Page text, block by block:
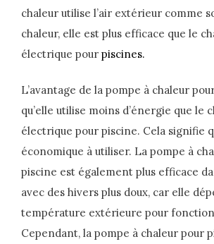
chaleur utilise l’air extérieur comme
chaleur, elle est plus efficace que le
électrique pour piscines.
L’avantage de la pompe à chaleur
qu’elle utilise moins d’énergie que le
électrique pour piscine. Cela signifie
économique à utiliser. La pompe à
piscine est également plus efficace
avec des hivers plus doux, car elle
température extérieure pour
Cependant, la pompe à chaleur pour